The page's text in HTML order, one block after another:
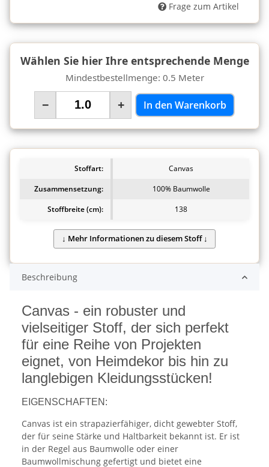
Frage zum Artikel
Wählen Sie hier Ihre entsprechende Menge
Mindestbestellmenge: 0.5 Meter
− + In den Warenkorb
Stoffart:
Canvas
Zusammensetzung:
100% Baumwolle
Stoffbreite (cm):
138
Beschreibung
Canvas - ein robuster und
vielseitiger Stoff, der sich perfekt
für eine Reihe von Projekten
eignet, von Heimdekor bis hin zu
langlebigen Kleidungsstücken!
EIGENSCHAFTEN:
Canvas ist ein strapazierfähiger, dicht gewebter Stoff,
der für seine Stärke und Haltbarkeit bekannt ist. Er ist
in der Regel aus Baumwolle oder einer
Baumwollmischung gefertigt und bietet eine